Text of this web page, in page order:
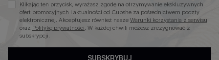
Kontroli Brzucha
Wysokim Stanem
Klikając ten przycisk, wyrażasz zgodę na otrzymywanie ekskluzywnych
ofert promocyjnych i aktualności od Cupshe za pośrednictwem poczty
elektronicznej. Akceptujesz również naszeWarunki korzystania z serwisu
oraz Politykę prywatności. W każdej chwili możesz zrezygnować z
subskrypcji.
SUBSKRYBUJ